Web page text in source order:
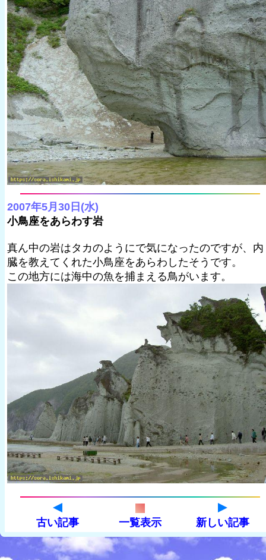
2007年5月30日(水)
小鳥座をあらわす岩
真ん中の岩はタカのようにで気になったのですが、内
臓を教えてくれた小鳥座をあらわしたそうです。
この地方には海中の魚を捕まえる鳥がいます。
古い記事 一覧表示 新しい記事